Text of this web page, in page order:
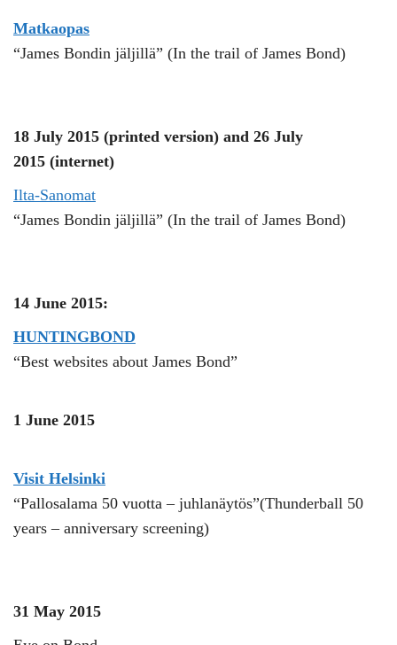
Matkaopas
“James Bondin jäljillä” (In the trail of James Bond)
18 July 2015 (printed version) and 26 July
2015 (internet)
Ilta-Sanomat
“James Bondin jäljillä” (In the trail of James Bond)
14 June 2015:
HUNTINGBOND
“Best websites about James Bond”
1 June 2015
Visit Helsinki
“Pallosalama 50 vuotta – juhlanäytös”(Thunderball 50
years – anniversary screening)
31 May 2015